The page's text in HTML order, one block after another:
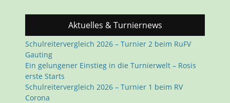
Aktuelles & Turniernews
Schulreitervergleich 2026 – Turnier 2 beim RuFV
Gauting
Ein gelungener Einstieg in die Turnierwelt – Rosis
erste Starts
Schulreitervergleich 2026 – Turnier 1 beim RV
Corona